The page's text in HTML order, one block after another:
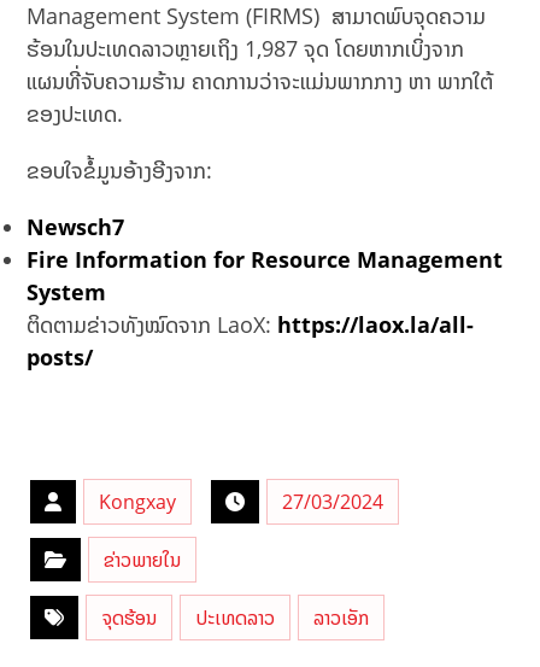
Management System (FIRMS) ສາມາດພົບຈຸດຄວາມ
ຮ້ອນໃນປະເທດລາວຫຼາຍເຖິງ 1,987 ຈຸດ ໂດຍຫາກເບິ່ງຈາກ
ແຜນທີ່ຈັບຄວາມຮ້ານ ຄາດການວ່າຈະແມ່ນພາກກາງ ຫາ ພາກໃຕ້
ຂອງປະເທດ.
ຂອບໃຈຂໍ້ມູນອ້າງອີງຈາກ:
Newsch7
Fire Information for Resource Management
System
ຕິດຕາມຂ່າວທັງໝົດຈາກ LaoX: https://laox.la/all-
posts/
Kongxay 27/03/2024
ຂ່າວພາຍໃນ
ຈຸດຮ້ອນ ປະເທດລາວ ລາວເອັກ